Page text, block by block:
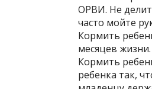
ОРВИ. Не
часто мойте
Кормить
месяцев
Кормить
ребенка так,